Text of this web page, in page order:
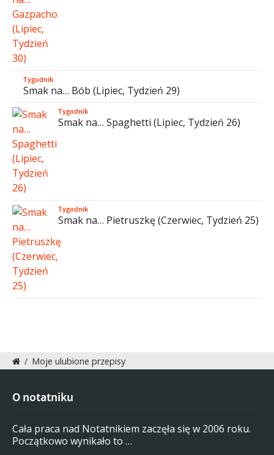
Tygodnik
Smak na… Bób (Lipiec, Tydzień 29)
Tygodnik
Smak na… Spaghetti (Lipiec, Tydzień 26)
Tygodnik
Smak na… Pietruszkę (Czerwiec, Tydzień 25)
/ Moje ulubione przepisy
O notatniku
Cała praca nad Notatnikiem zaczęła się w 2006 roku.
Początkowo wynikało to …